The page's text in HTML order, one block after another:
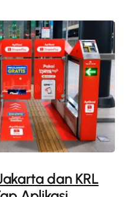
dan KRL